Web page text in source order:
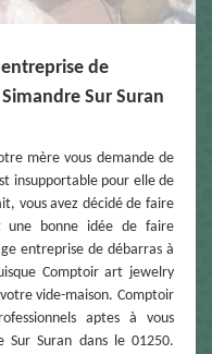
de
Sur Suran
mère vous demande de
insupportable pour elle de
vous avez décidé de faire
une bonne idée de faire
entreprise de débarras à
Comptoir art jewelry
vide-maison. Comptoir
aptes à vous
Sur Suran dans le 01250.